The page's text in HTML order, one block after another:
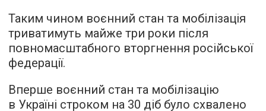
Таким чином воєнний стан та мобілізація
триватимуть майже три роки після
повномасштабного вторгнення російської
федерації.
Вперше воєнний стан та мобілізацію
в Україні строком на 30 діб було схвалено